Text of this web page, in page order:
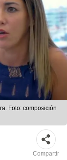
Foto: composición
Compartir